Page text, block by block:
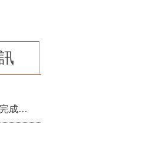
115年第2季固定源空污費申報已於7月底截止，請尚未申報公私場所儘速完成申繳，以免面臨滯納金及罰鍰!